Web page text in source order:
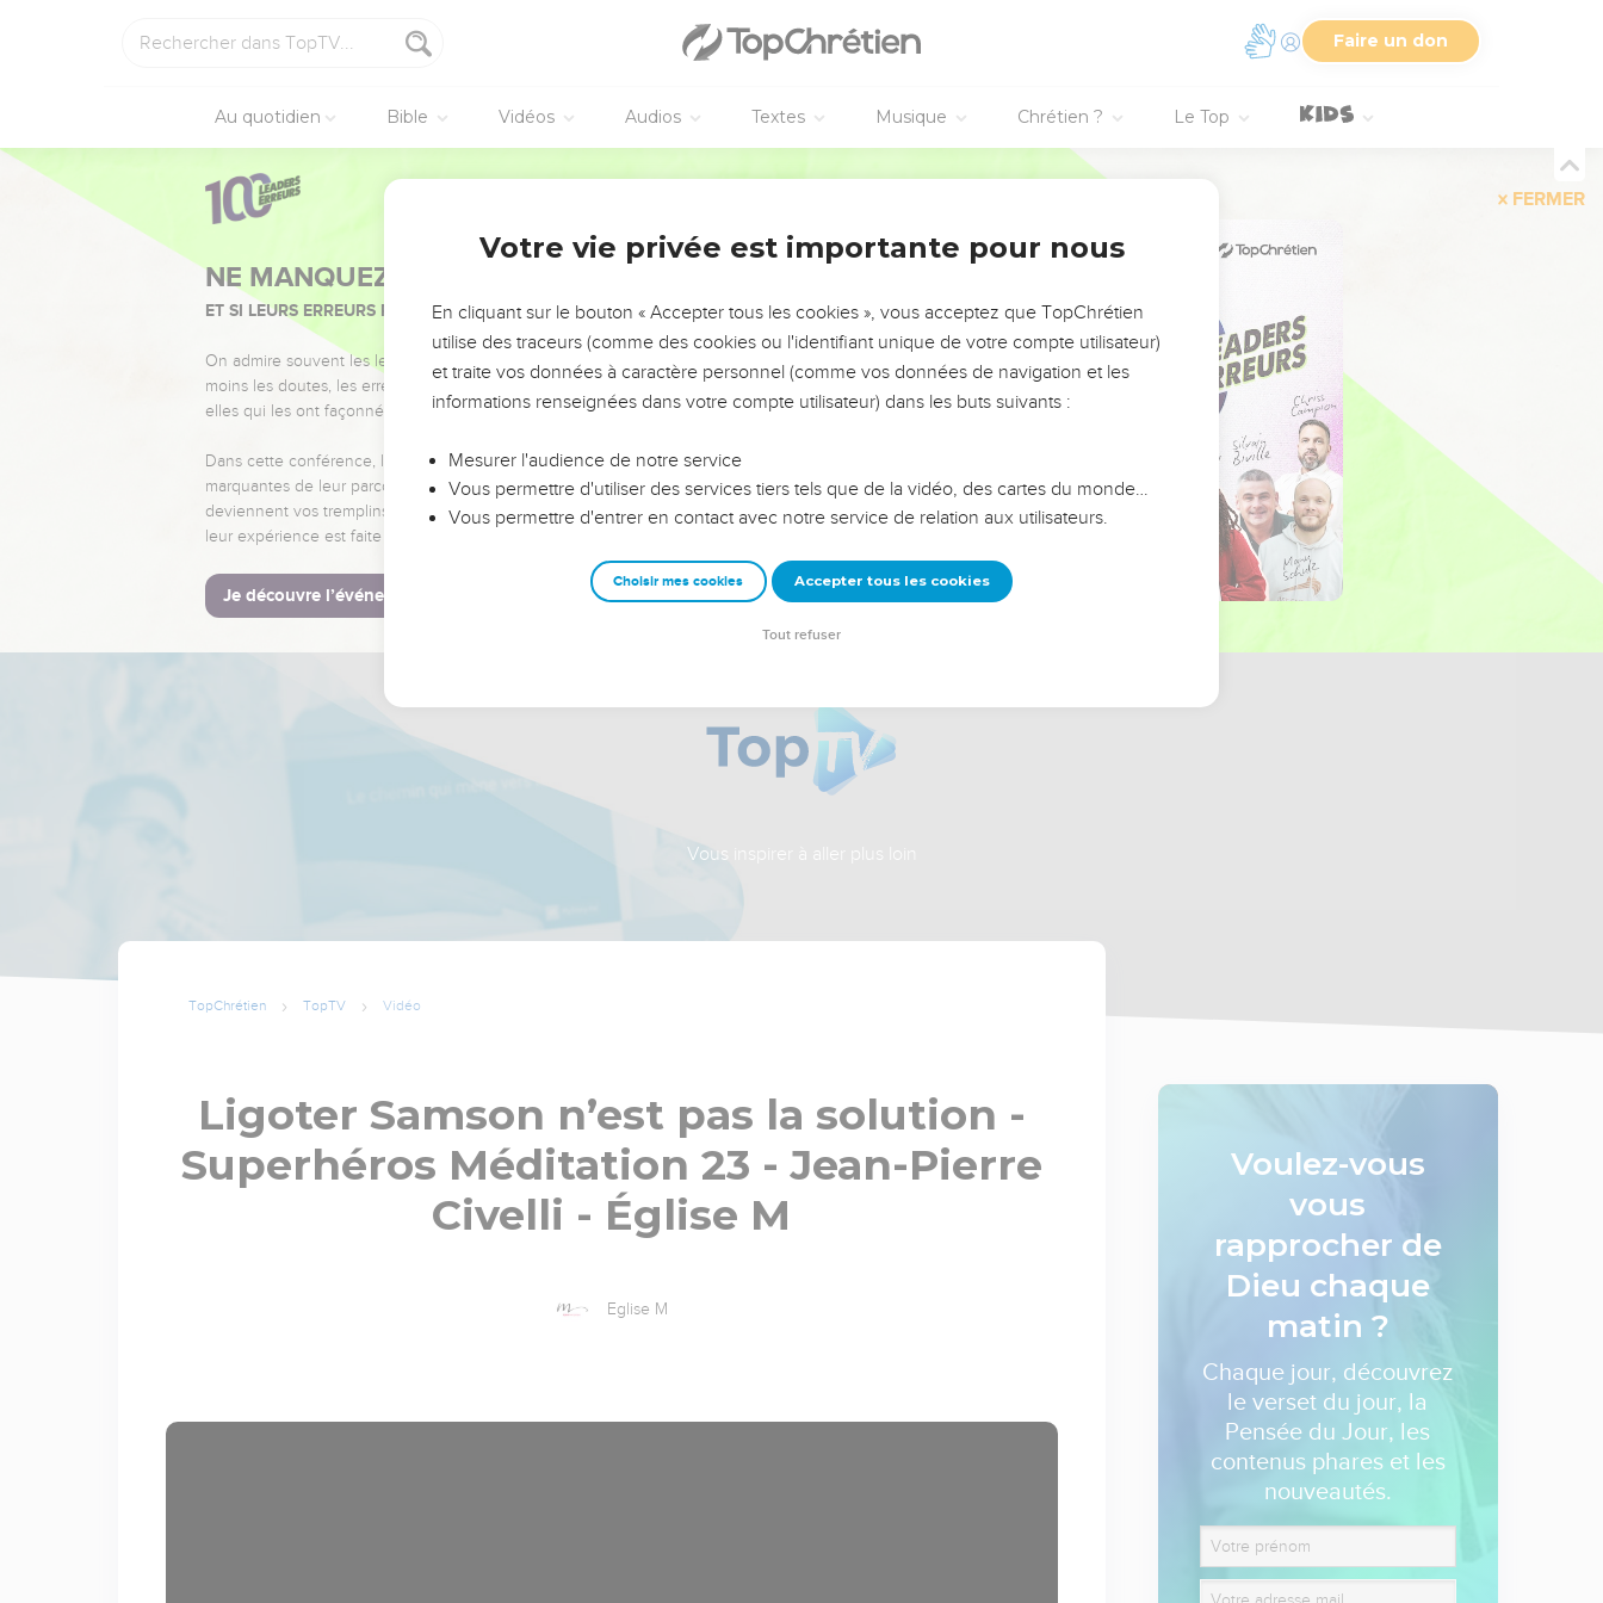
Faire un don
Au quotidien Bible Vidéos Audios Textes Musique Chrétien ? Le Top
FERMER
NE MANQUEZ PAS L’ÉVÉNEMENT DE L’ANNÉE !
ET SI LEURS ERREURS POUVAIENT VOUS ÉVITER LES VOTRES ?
On admire souvent les leaders pour leurs réussites, leur impact, leur foi ou leur vision. Mais on voit
moins les doutes, les erreurs et les saisons difficiles qu'ils ont traversés, alors même que ce sont
elles qui les ont façonnés.
Dans cette conférence, leaders, entrepreneurs, et responsables reviennent sur les erreurs
marquantes de leur parcours et les clés pour avancer avec plus de sagesse afin que leurs erreurs
deviennent vos tremplins. Que vous guidiez un ministère, une équipe, un groupe ou une famille,
leur expérience est faite pour vous.
Je découvre l’événement
Vous inspirer à aller plus loin
TopChrétien TopTV Vidéo
Ligoter Samson n’est pas la solution -
Superhéros Méditation 23 - Jean-Pierre
Civelli - Église M
Eglise M
Voulez-vous
vous
rapprocher de
Dieu chaque
matin ?
Chaque jour, découvrez
le verset du jour, la
Pensée du Jour, les
contenus phares et les
nouveautés.
Votre vie privée est importante pour nous
En cliquant sur le bouton « Accepter tous les cookies », vous acceptez que TopChrétien
utilise des traceurs (comme des cookies ou l'identifiant unique de votre compte utilisateur)
et traite vos données à caractère personnel (comme vos données de navigation et les
informations renseignées dans votre compte utilisateur) dans les buts suivants :
Mesurer l'audience de notre service
Vous permettre d'utiliser des services tiers tels que de la vidéo, des cartes du monde…
Vous permettre d'entrer en contact avec notre service de relation aux utilisateurs.
Choisir mes cookies Accepter tous les cookies
Tout refuser